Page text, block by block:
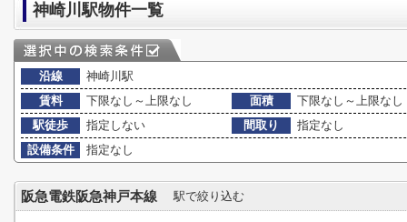
神崎川駅物件一覧
沿線
神崎川駅
賃料
下限なし～上限なし 面積
下限なし～上限なし
駅徒歩
指定しない 間取り
指定なし
設備条件
指定なし
阪急電鉄阪急神戸本線 駅で絞り込む